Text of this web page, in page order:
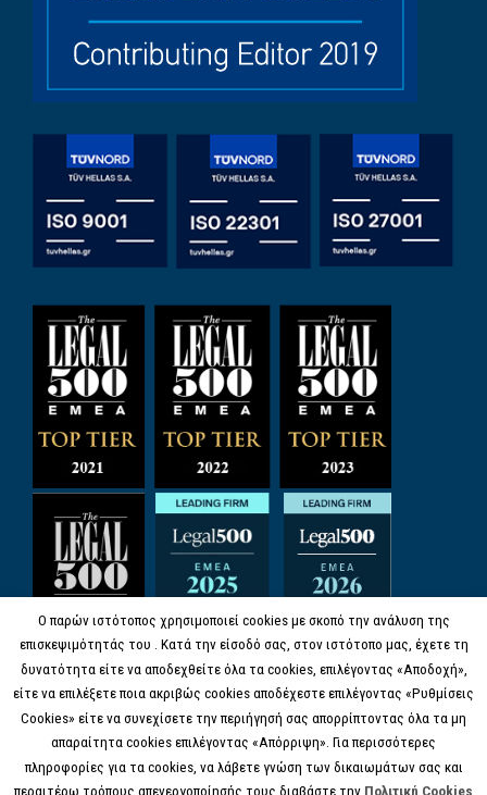
Ο παρών ιστότοπος χρησιμοποιεί cookies με σκοπό την ανάλυση της
επισκεψιμότητάς του . Κατά την είσοδό σας, στον ιστότοπο μας, έχετε τη
δυνατότητα είτε να αποδεχθείτε όλα τα cookies, επιλέγοντας «Αποδοχή»,
είτε να επιλέξετε ποια ακριβώς cookies αποδέχεστε επιλέγοντας «Ρυθμίσεις
Cookies» είτε να συνεχίσετε την περιήγησή σας απορρίπτοντας όλα τα μη
απαραίτητα cookies επιλέγοντας «Απόρριψη». Για περισσότερες
πληροφορίες για τα cookies, να λάβετε γνώση των δικαιωμάτων σας και
περαιτέρω τρόπους απενεργοποίησής τους διαβάστε την Πολιτική Cookies